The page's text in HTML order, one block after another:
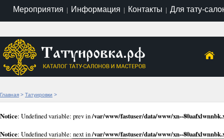
Мероприятия | Информация | Контакты | Для тату-
Главная > Татуировки >
Notice: Undefined variable: prev in/var/www/fastuser/data/www/xn--
Notice: Undefined variable: next in/var/www/fastuser/data/www/xn--